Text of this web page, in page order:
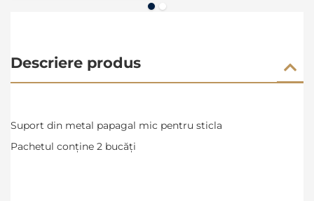
Descriere produs
Suport din metal papagal mic pentru sticla
Pachetul conține 2 bucăți